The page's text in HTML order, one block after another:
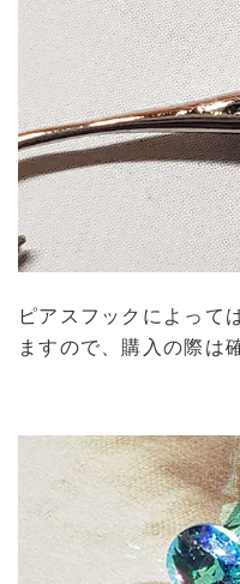
ピアスフックによって
ますので、購入の際は